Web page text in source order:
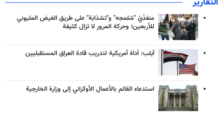
منفذَيّ "شلمجه" و"تشذابة" على طريق الفيض المليوني
للأربعين؛ وحركة المرور لا تزال كثيفة
آيلب: أداة أمريكية لتدريب قادة العراق المستقبليين
استدعاء القائم بالأعمال الأوكراني إلى وزارة الخارجية